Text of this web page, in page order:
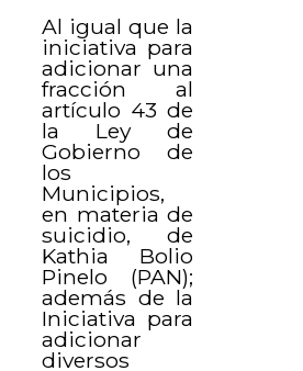
Al igual que la
iniciativa para
adicionar una
fracción al
artículo 43 de
la Ley de
Gobierno de
los
Municipios,
en materia de
suicidio, de
Kathia Bolio
Pinelo (PAN);
además de la
Iniciativa para
adicionar
diversos